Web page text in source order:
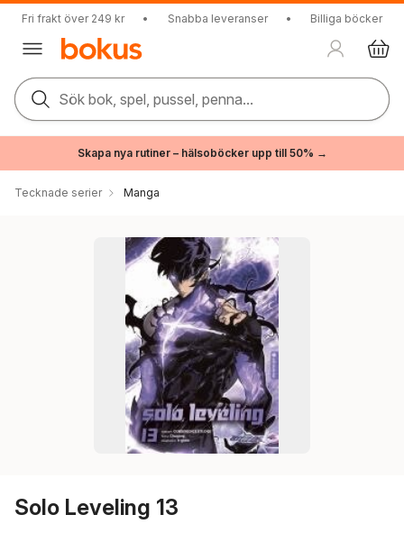
Fri frakt över 249 kr • Snabba leveranser • Billiga böcker
Sök bok, spel, pussel, penna...
Skapa nya rutiner – hälsoböcker upp till 50% →
Tecknade serier Manga
Solo Leveling 13